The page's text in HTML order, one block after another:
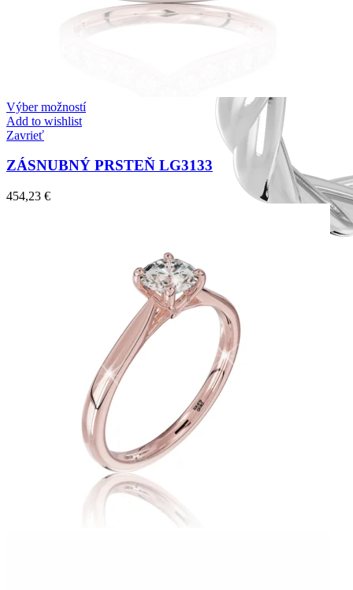
Twist Elegance
Zásnubné prstne z kolekcie Twist Elegance.
Výber možností
Add to wishlist
Zavrieť
ZÁSNUBNÝ PRSTEŇ LG3133
454,23 €